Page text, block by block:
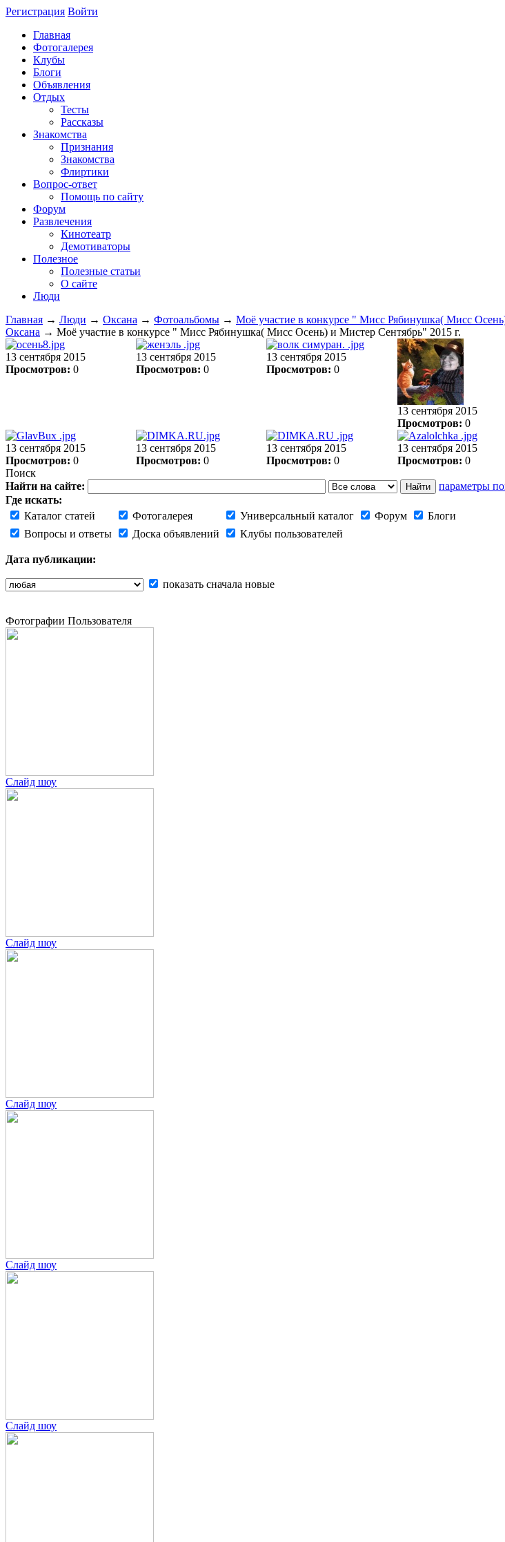
Регистрация Войти
Главная
Фотогалерея
Клубы
Блоги
Объявления
Отдых
Тесты
Рассказы
Знакомства
Признания
Знакомства
Флиртики
Вопрос-ответ
Помощь по сайту
Форум
Развлечения
Кинотеатр
Демотиваторы
Полезное
Полезные статьи
О сайте
Люди
Главная → Люди → Оксана → Фотоальбомы → Моё участие в конкурсе " Мисс Рябинушка( Мисс
Оксана → Моё участие в конкурсе " Мисс Рябинушка( Мисс Осень) и Мистер Сентябрь" 2015 г.
13 сентября 2015
Просмотров: 0
13 сентября 2015
Просмотров: 0
13 сентября 2015
Просмотров: 0
13 сентября 2015
Просмотров: 0
13 сентября 2015
Просмотров: 0
13 сентября 2015
Просмотров: 0
13 сентября 2015
Просмотров: 0
13 сентября 2015
Просмотров: 0
Поиск
Найти на сайте:
параметры
Где искать:
Каталог статей
Фотогалерея Универсальный каталог Форум
Блоги
Вопросы и ответы
Доска объявлений Клубы пользователей
Дата публикации:
показать сначала новые
Фотографии Пользователя
Слайд шоу
Слайд шоу
Слайд шоу
Слайд шоу
Слайд шоу